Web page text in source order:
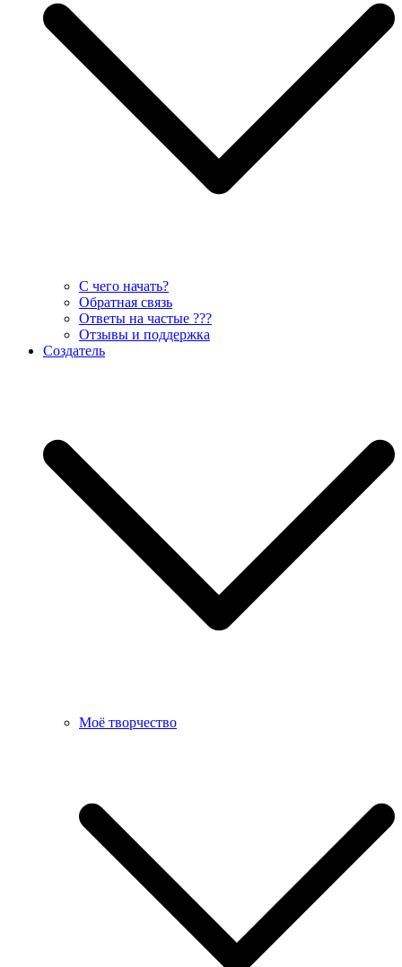
С чего начать?
Обратная связь
Ответы на частые ???
Отзывы и поддержка
Создатель
Моё творчество